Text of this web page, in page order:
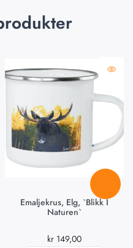
Emaljekrus, Elg, `Blikk I
Naturen`
kr 149,00